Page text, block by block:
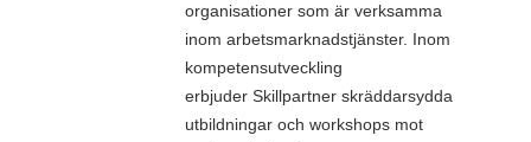
organisationer som är verksamma
inom arbetsmarknadstjänster. Inom
kompetensutveckling
erbjuder Skillpartner skräddarsydda
utbildningar och workshops mot